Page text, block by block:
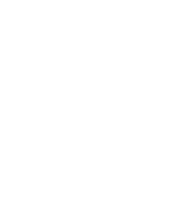
200
200